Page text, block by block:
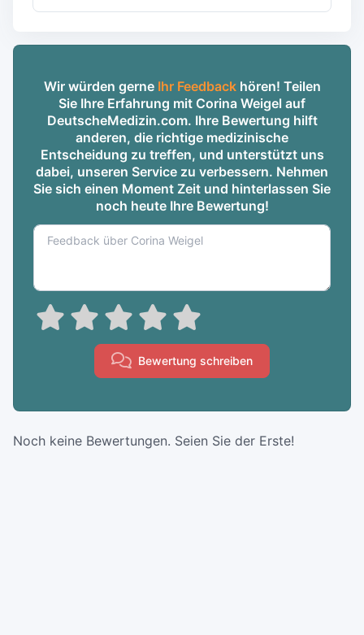
Wir würden gerne Ihr Feedbackhören! Teilen
Sie Ihre Erfahrung mit Corina Weigel auf
DeutscheMedizin.com. Ihre Bewertung hilft
anderen, die richtige medizinische
Entscheidung zu treffen, und unterstützt uns
dabei, unseren Service zu verbessern. Nehmen
Sie sich einen Moment Zeit und hinterlassen Sie
noch heute Ihre Bewertung!
Bewertung schreiben
Noch keine Bewertungen. Seien Sie der Erste!